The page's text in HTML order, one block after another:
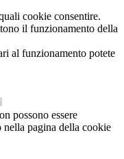
cookie consentire.
il funzionamento della
al funzionamento potete
possono essere
pagina della cookie